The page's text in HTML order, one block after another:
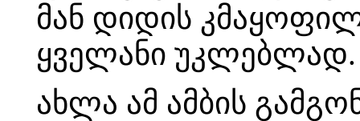
მან დიდის
ყველანი უკლებლად.
ახლა ამ ამბის